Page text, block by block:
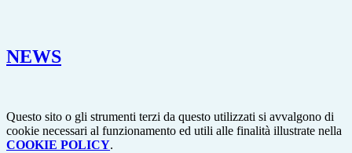
NEWS
Questo sito o gli strumenti terzi da questo utilizzati si avvalgono di
cookie necessari al funzionamento ed utili alle finalità illustrate nella
COOKIE POLICY.